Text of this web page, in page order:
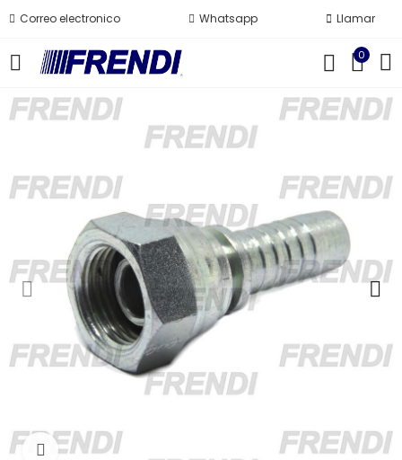
Correo electronico Whatsapp Llamar
0
Click para agrandar